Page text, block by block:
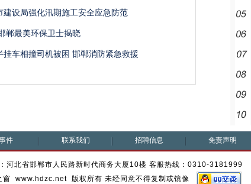
建设局强化汛期施工安全应急防范
郸最美环保卫士揭晓
挂车相撞司机被困 邯郸消防紧急救援
件 联系我们 招聘信息 免责声明
河北省邯郸市人民路新时代商务大厦10楼 客服热线：0310-3181999
窗 www.hdzc.net 版权所有 未经同意不得复制或镜像